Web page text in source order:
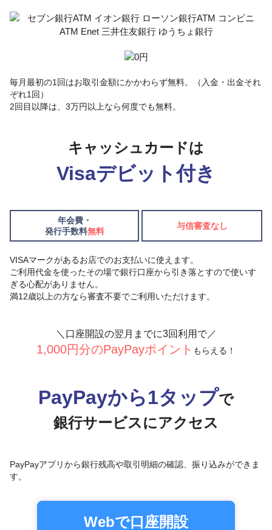
毎月最初の1回はお取引金額にかかわらず無料。（入金・出金それ
ぞれ1回）
2回目以降は、3万円以上なら何度でも無料。
キャッシュカードは
Visaデビット付き
年会費・
発行手数料無料
与信審査なし
VISAマークがあるお店でのお支払いに使えます。
ご利用代金を使ったその場で銀行口座から引き落とすので使いす
ぎる心配がありません。
満12歳以上の方なら審査不要でご利用いただけます。
＼口座開設の翌月までに3回利用で／
1,000円分のPayPayポイント もらえる！
PayPayから1タップで
銀行サービスにアクセス
PayPayアプリから銀行残高や取引明細の確認、 振り込みができま
す。
Webで口座開設